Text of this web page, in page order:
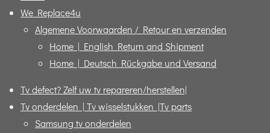
We Replace4u
Algemene Voorwaarden / Retour en verzenden
Home | English Return and Shipment
Home | Deutsch Rückgabe und Versand
Tv defect? Zelf uw tv repareren/herstellen|
Tv onderdelen | Tv wisselstukken |Tv parts
Samsung tv onderdelen